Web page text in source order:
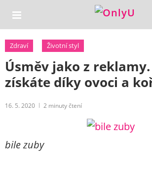
Zdraví Životní styl
Úsměv jako z
získáte díky ovoci a
16. 5. 2020 2 minuty čtení
bile zuby